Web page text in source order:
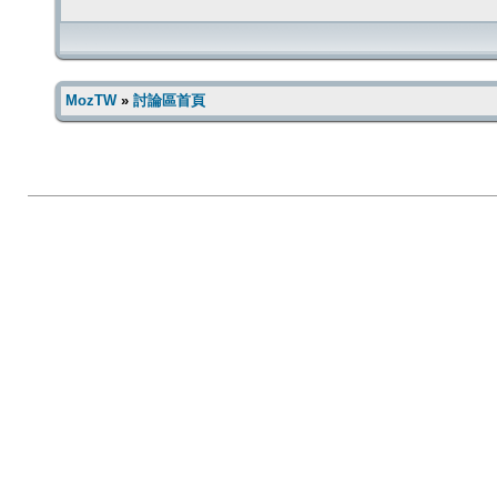
MozTW» 討論區首頁